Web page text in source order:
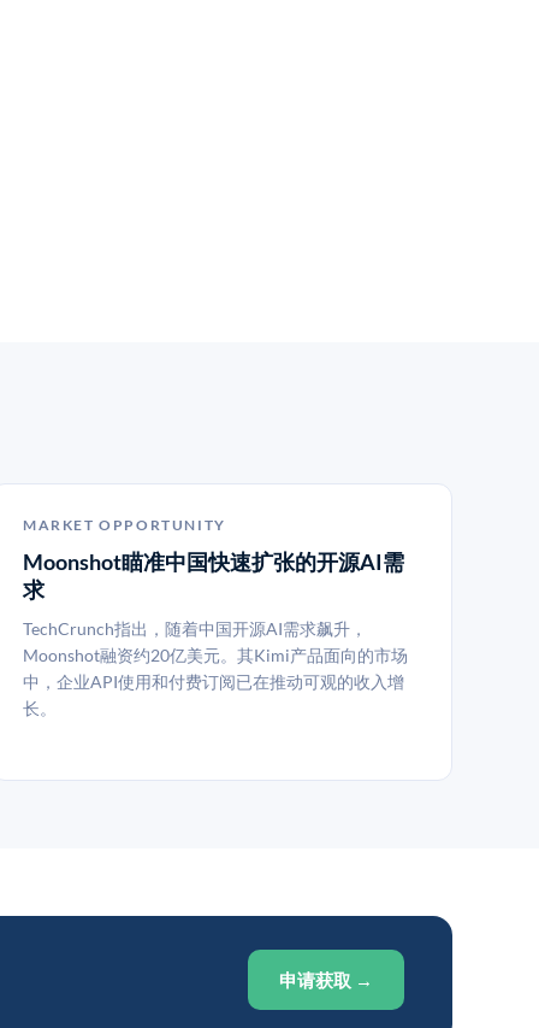
MARKET OPPORTUNITY
Moonshot瞄准中国快速扩张的开源AI需
求
TechCrunch指出，随着中国开源AI需求飙升，
Moonshot融资约20亿美元。其Kimi产品面向的市场
中，企业API使用和付费订阅已在推动可观的收入增
长。
申请获取 →